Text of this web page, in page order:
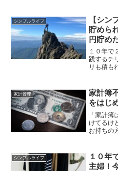
前、月
法』に変
シンプルライフ
【シン
貯めら
円貯め
チリツ
１０年で
践するチ
リも積も
剤、食器
ます！！
家計管理
家計簿
をはじ
「家計
けてるけ
お持ちの
前、月に
法』に変
シンプルライフ
１０年
主婦！